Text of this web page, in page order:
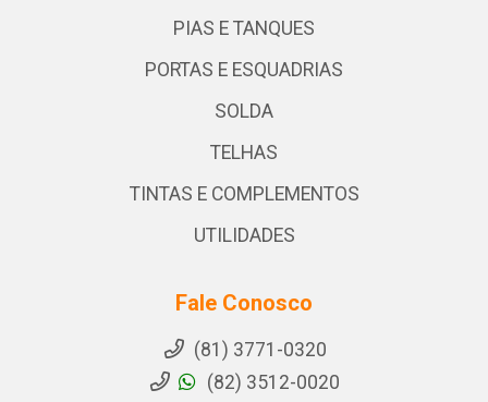
PIAS E TANQUES
PORTAS E ESQUADRIAS
SOLDA
TELHAS
TINTAS E COMPLEMENTOS
UTILIDADES
Fale Conosco
(81) 3771-0320
(82) 3512-0020